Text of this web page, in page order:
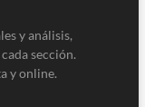
y análisis,
sección.
y online.